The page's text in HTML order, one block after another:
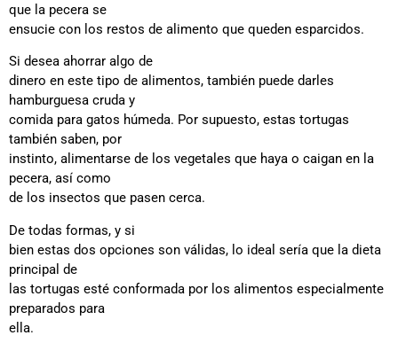
que la pecera se
ensucie con los restos de alimento que queden esparcidos.
Si desea ahorrar algo de
dinero en este tipo de alimentos, también puede darles
hamburguesa cruda y
comida para gatos húmeda. Por supuesto, estas tortugas
también saben, por
instinto, alimentarse de los vegetales que haya o caigan en la
pecera, así como
de los insectos que pasen cerca.
De todas formas, y si
bien estas dos opciones son válidas, lo ideal sería que la dieta
principal de
las tortugas esté conformada por los alimentos especialmente
preparados para
ella.